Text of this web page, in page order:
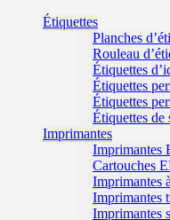
Étiquettes
Planches
Rouleau
Étiquettes
Étiquettes
Étiquettes
Étiquettes de
Imprimantes
Imprimantes
Cartouches
Imprimantes
Imprimantes
Imprimantes